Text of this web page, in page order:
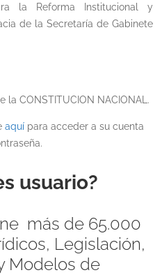
la Reforma Institucional y
de la Secretaría de Gabinete
la CONSTITUCION NACIONAL.
aquípara acceder a su cuenta
usuario?
más de 65.000
Legislación,
Modelos de